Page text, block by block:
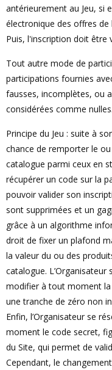
antérieurement au Jeu, si
électronique des offres
Puis, l'inscription doit être
Tout autre mode de
participations fournies
fausses, incomplètes, ou
considérées comme nulles.
Principe du Jeu : suite à
chance de remporter le
catalogue parmi ceux en
récupérer un code sur la
pouvoir valider son
sont supprimées et un
grâce à un algorithme
droit de fixer un plafond
la valeur du ou des
catalogue.
modifier à tout moment la
une tranche de zéro non
Enfin, l’Organisateur se
moment le code secret,
du Site, qui permet de
Cependant, le